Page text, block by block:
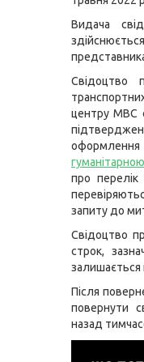
Видача
Свідоцтво
центру МВС
оформлення
про
запиту до
Свідоцтво
строк,
залишається
Після
повернути
назад